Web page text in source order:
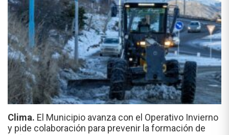
Clima. El Municipio avanza con el Operativo Invierno
y pide colaboración para prevenir la formación de